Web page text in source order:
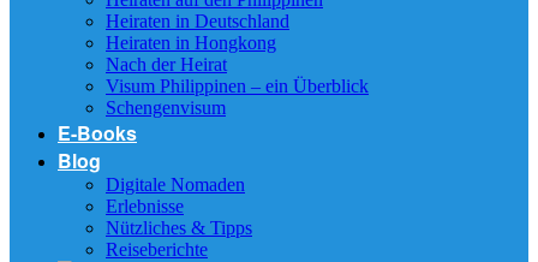
Heiraten in Deutschland
Heiraten in Hongkong
Nach der Heirat
Visum Philippinen – ein Überblick
Schengenvisum
E-Books
Blog
Digitale Nomaden
Erlebnisse
Nützliches & Tipps
Reiseberichte